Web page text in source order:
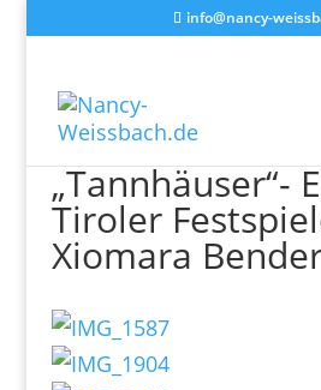
info@nancy-
„Tannhäuser“-
Tiroler
Xiomara